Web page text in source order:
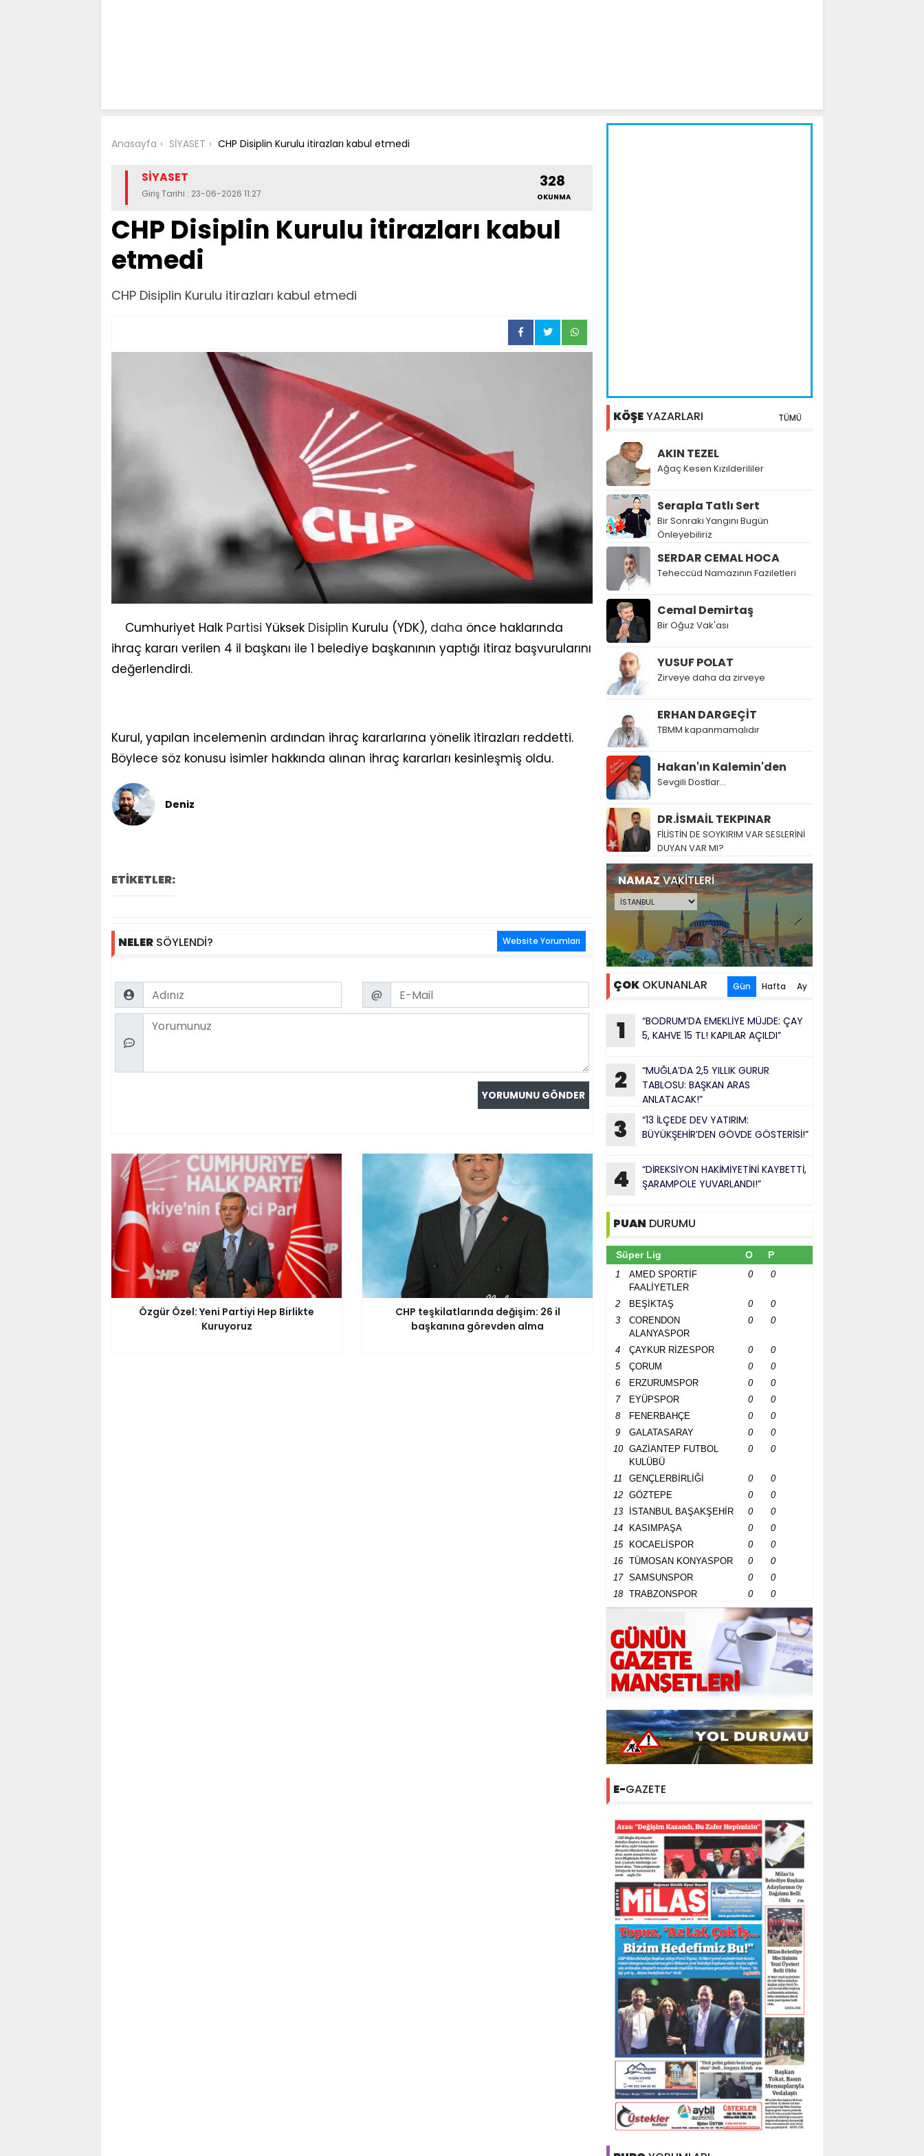
Anasayfa SİYASET CHP Disiplin Kurulu itirazları kabul etmedi
SİYASET
Giriş Tarihi : 23-06-2026 11:27
328
OKUNMA
CHP Disiplin Kurulu itirazları kabul
etmedi
CHP Disiplin Kurulu itirazları kabul etmedi
Cumhuriyet Halk Partisi Yüksek Disiplin Kurulu (YDK), daha önce haklarında
ihraç kararı verilen 4 il başkanı ile 1 belediye başkanının yaptığı itiraz başvurularını
değerlendirdi.
Kurul, yapılan incelemenin ardından ihraç kararlarına yönelik itirazları reddetti.
Böylece söz konusu isimler hakkında alınan ihraç kararları kesinleşmiş oldu.
Deniz
ETİKETLER:
NELER SÖYLENDİ? Website Yorumları
Name Email
@
Comment
Özgür Özel: Yeni Partiyi Hep Birlikte
Kuruyoruz
CHP teşkilatlarında değişim: 26 il
başkanına görevden alma
KÖŞEYAZARLARI TÜMÜ
AKIN TEZEL
Ağaç Kesen Kızılderililer
Serapla Tatlı Sert
Bir Sonraki Yangını Bugün
Önleyebiliriz
SERDAR CEMAL HOCA
Teheccüd Namazının Faziletleri
Cemal Demirtaş
Bir Oğuz Vak'ası
YUSUF POLAT
Zirveye daha da zirveye
ERHAN DARGEÇİT
TBMM kapanmamalıdır
Hakan'ın Kalemin'den
Sevgili Dostlar...
DR.İSMAİL TEKPINAR
FİLİSTİN DE SOYKIRIM VAR SESLERİNİ
DUYAN VAR MI?
NAMAZVAKİTLERİ
ÇOK OKUNANLAR Gün Hafta Ay
1
“BODRUM’DA EMEKLİYE MÜJDE: ÇAY
5, KAHVE 15 TL! KAPILAR AÇILDI”
2
“MUĞLA’DA 2,5 YILLIK GURUR
TABLOSU: BAŞKAN ARAS
ANLATACAK!”
3
“13 İLÇEDE DEV YATIRIM:
BÜYÜKŞEHİR’DEN GÖVDE GÖSTERİSİ!”
4
“DİREKSİYON HAKİMİYETİNİ KAYBETTİ,
ŞARAMPOLE YUVARLANDI!”
PUAN DURUMU
Süper Lig O P
1
AMED SPORTİF
FAALİYETLER
0 0
2 BEŞİKTAŞ 0
0
3
CORENDON
ALANYASPOR
0 0
4 ÇAYKUR RİZESPOR 0
0
5
ÇORUM 0
0
6
ERZURUMSPOR 0
0
7
EYÜPSPOR 0
0
8
FENERBAHÇE 0
0
9
GALATASARAY 0
0
10
GAZİANTEP FUTBOL
KULÜBÜ
0 0
11 GENÇLERBİRLİĞİ 0
0
12
GÖZTEPE 0
0
13
İSTANBUL BAŞAKŞEHİR 0
0
14
KASIMPAŞA 0
0
15
KOCAELİSPOR 0
0
16
TÜMOSAN KONYASPOR 0
0
17
SAMSUNSPOR 0
0
18
TRABZONSPOR 0 0
E-GAZETE